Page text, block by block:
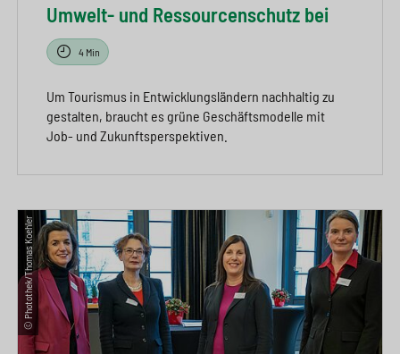
Umwelt- und Ressourcenschutz bei
4 Min
Um Tourismus in Entwicklungsländern nachhaltig zu
gestalten, braucht es grüne Geschäftsmodelle mit
Job- und Zukunftsperspektiven.
© Photothek/Thomas Koehler